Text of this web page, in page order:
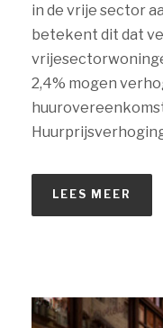
in de vrije sector
betekent dit dat
2,4% mogen
LEES MEER